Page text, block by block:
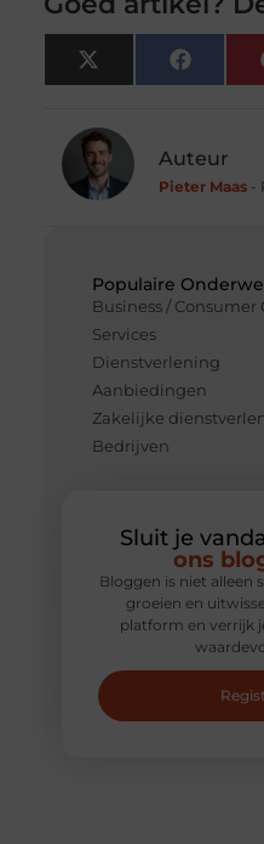
Populaire
Business / Consumer
Services
Dienstverlening
Aanbiedingen
Zakelijke
Bedrijven
Sluit je
ons
Bloggen is niet alleen
groeien en
platform en verrijk
X
(Twitter)
Auteur
Pieter Maas-